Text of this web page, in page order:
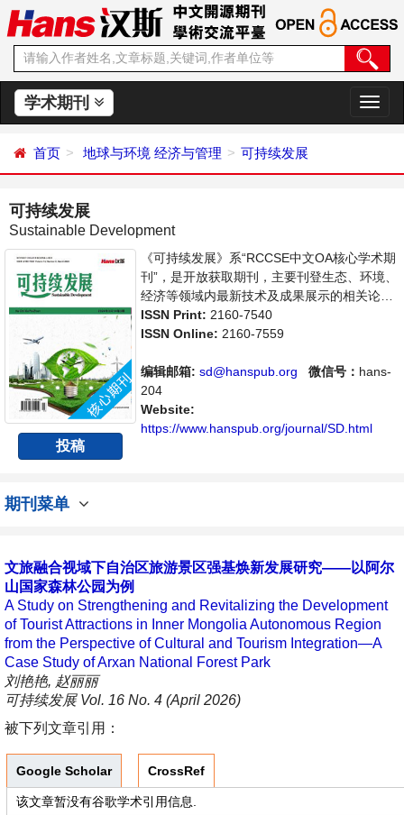
学术期刊
切
换
首页 地球与环境 经济与管理 可持续发展
可持续发展
Sustainable Development
投稿
《可持续发展》系“RCCSE中文OA核心学术期
刊”，是开放获取期刊，主要刊登生态、环境、
经济等领域内最新技术及成果展示的相关论
文。本刊支持思想创新、学术创新，倡导科
学，繁荣学术，集学术性、思想性为一体，旨
供一个传播、分享和讨论该领域内不同方向问
题与发展的交流平台。
ISSN Print: 2160-7540
ISSN Online: 2160-7559
编辑邮箱: sd@hanspub.org 微信号： hans-
204
Website:
https://www.hanspub.org/journal/SD.html
期刊菜单
文旅融合视域下自治区旅游景区强基焕新发展研究——以阿尔
山国家森林公园为例
A Study on Strengthening and Revitalizing the Development
of Tourist Attractions in Inner Mongolia Autonomous Region
from the Perspective of Cultural and Tourism Integration—A
Case Study of Arxan National Forest Park
刘艳艳, 赵丽丽
可持续发展 Vol. 16 No. 4 (April 2026)
被下列文章引用：
Google Scholar CrossRef
该文章暂没有谷歌学术引用信息.